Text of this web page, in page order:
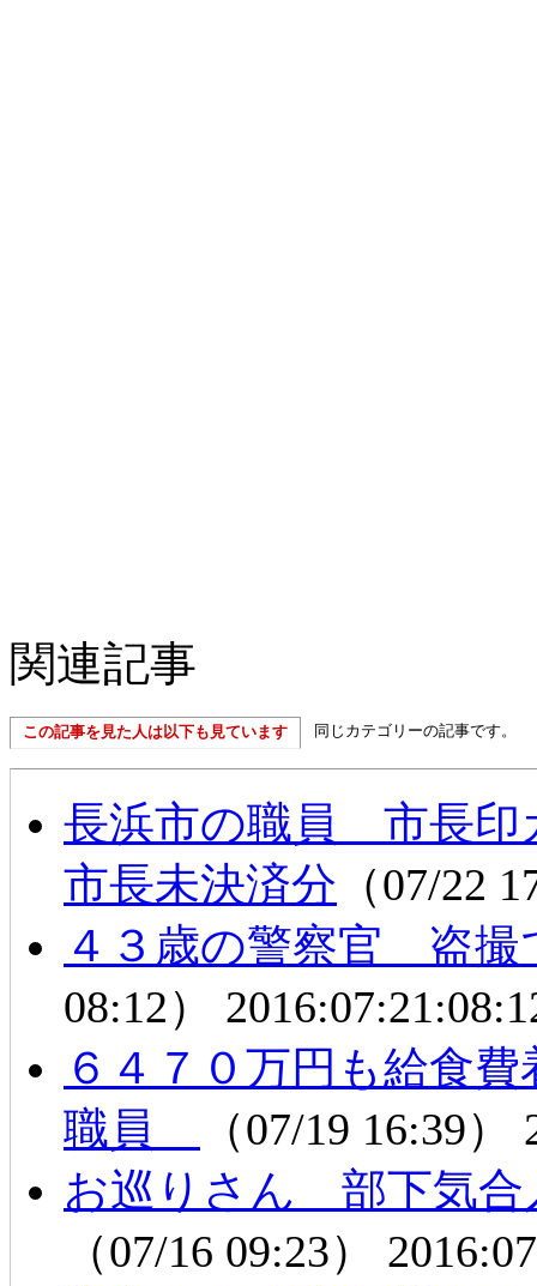
関連記事
この記事を見た人は以下も見ています 同じカテゴリーの記事です。
長浜市の職員 市長
市長未決済分 （07/22
４３歳の警察官 盗
08:12）
６４７０万円も給食
職員
（07/19 16:39）
お巡りさん 部下気合
（07/16 09:23）